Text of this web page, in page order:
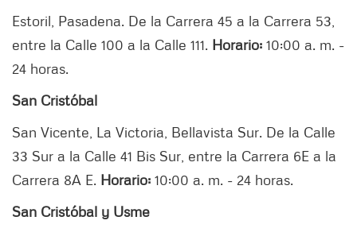
Estoril, Pasadena. De la Carrera 45 a la Carrera 53,
entre la Calle 100 a la Calle 111. Horario: 10:00 a. m. -
24 horas.
San Cristóbal
San Vicente, La Victoria, Bellavista Sur. De la Calle
33 Sur a la Calle 41 Bis Sur, entre la Carrera 6E a la
Carrera 8A E. Horario: 10:00 a. m. - 24 horas.
San Cristóbal y Usme